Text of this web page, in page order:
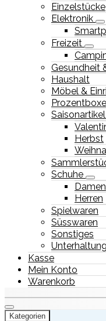
Einzelstücke
Elektronik
Freizeit
Gesundheit
Haushalt
Möbel &
Saisonartikel
Herbst
Schuhe
Damen
Herren
Spielwaren
Süsswaren
Sonstiges
Unterhaltung
Kasse
Mein Konto
Warenkorb
Kategorien